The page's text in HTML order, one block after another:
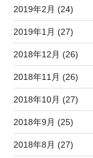
2019年2月 (24)
2019年1月 (27)
2018年12月 (26)
2018年11月 (26)
2018年10月 (27)
2018年9月 (25)
2018年8月 (27)